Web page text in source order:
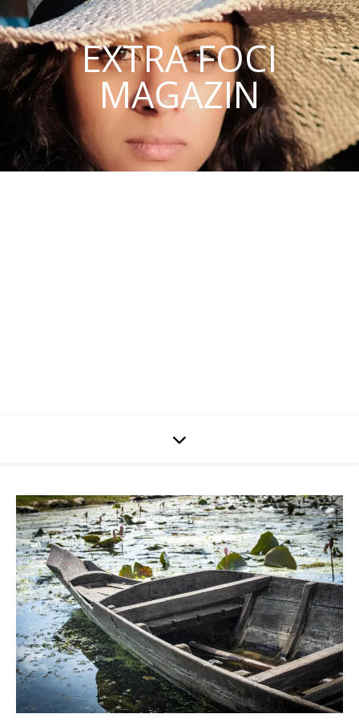
EXTRA FOCI
MAGAZIN